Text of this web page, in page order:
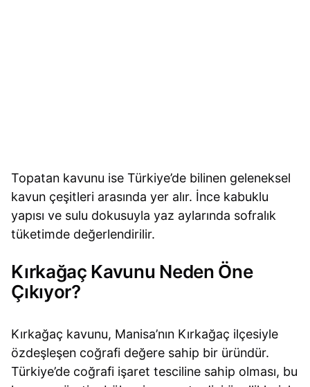
Topatan kavunu ise Türkiye’de bilinen geleneksel
kavun çeşitleri arasında yer alır. İnce kabuklu
yapısı ve sulu dokusuyla yaz aylarında sofralık
tüketimde değerlendirilir.
Kırkağaç Kavunu Neden Öne
Çıkıyor?
Kırkağaç kavunu, Manisa’nın Kırkağaç ilçesiyle
özdeşleşen coğrafi değere sahip bir üründür.
Türkiye’de coğrafi işaret tesciline sahip olması, bu